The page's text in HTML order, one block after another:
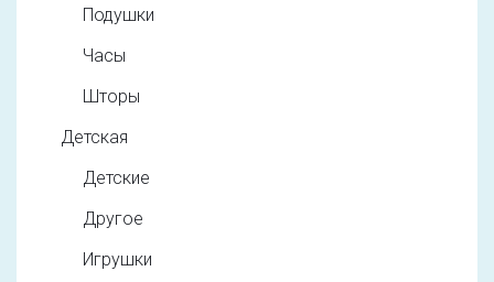
Подушки
Часы
Шторы
Детская
Детские
Другое
Игрушки